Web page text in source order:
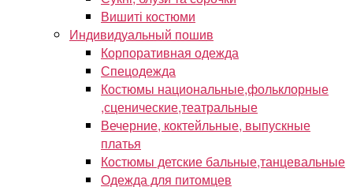
Вишиті костюми
Индивидуальный пошив
Корпоративная одежда
Спецодежда
Костюмы национальные,фольклорные
,сценические,театральные
Вечерние, коктейльные, выпускные
платья
Костюмы детские бальные,танцевальные
Одежда для питомцев